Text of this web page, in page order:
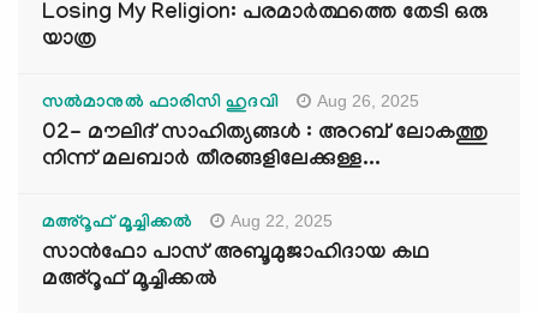
Losing My Religion: പരമാർത്ഥത്തെ തേടി ഒരു
യാത്ര
സൽമാനുൽ ഫാരിസി ഹുദവി Aug 26, 2025
02- മൗലിദ് സാഹിത്യങ്ങൾ : അറബ് ലോകത്തു
നിന്ന് മലബാർ തീരങ്ങളിലേക്കുള്ള...
മഅ്റൂഫ് മൂച്ചിക്കല്‍ Aug 22, 2025
സാൻഫോ പാസ് അബൂമുജാഹിദായ കഥ
മഅ്റൂഫ് മൂച്ചിക്കല്‍